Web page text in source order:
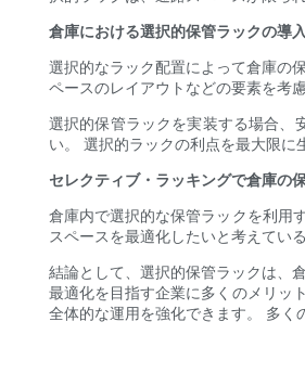
倉庫における選択的保管ラックの導入
選択的なラック配置によって倉庫の
ペースのレイアウトなどの要素を考
選択的保管ラックを実装する場合、
い。 選択的ラックの利点を最大限に
セレクティブ・ラッキングで倉庫の
倉庫内で選択的な保管ラックを利用
スペースを最適化したいと考えてい
結論として、選択的保管ラックは、
最適化を目指す企業に多くのメリッ
全体的な運用を強化できます。 多く